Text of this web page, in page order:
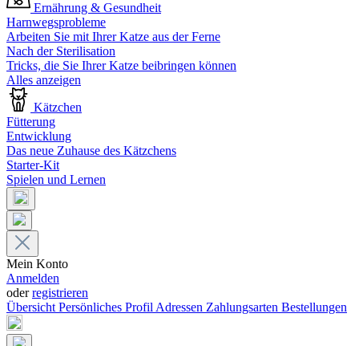
Ernährung & Gesundheit
Harnwegsprobleme
Arbeiten Sie mit Ihrer Katze aus der Ferne
Nach der Sterilisation
Tricks, die Sie Ihrer Katze beibringen können
Alles anzeigen
Kätzchen
Fütterung
Entwicklung
Das neue Zuhause des Kätzchens
Starter-Kit
Spielen und Lernen
Mein Konto
Anmelden
oderregistrieren
Übersicht Persönliches Profil Adressen Zahlungsarten Bestellungen